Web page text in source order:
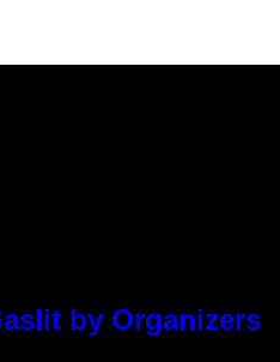
by Organizers